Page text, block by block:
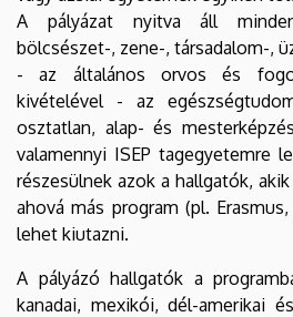
A pályázat nyitva áll
bölcsészet-, zene-, társadalom-,
- az általános orvos és
kivételével - az
osztatlan, alap- és
valamennyi ISEP tagegyetemre
részesülnek azok a hallgatók,
ahová más program (pl.
lehet kiutazni.
A pályázó hallgatók a
kanadai, mexikói, dél-amerikai